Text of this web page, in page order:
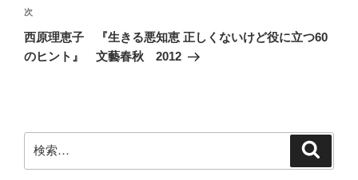
ビ
ゲ
ー
稿
次
の
投
次
西原理恵子 『生きる悪知恵 正しくないけど役に立つ60
のヒント』 文藝春秋 2012
索: